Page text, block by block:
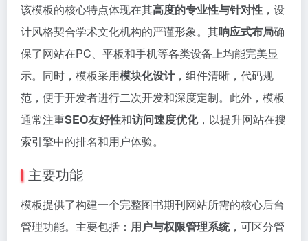
该模板的核心特点体现在其高度的专业性与针对性 ，设
计风格契合学术文化机构的严谨形象。其响应式布局确
保了网站在PC、平板和手机等各类设备上均能完美显
示。同时，模板采用模块化设计，组件清晰，代码规
范，便于开发者进行二次开发和深度定制。此外，模板
通常注重SEO友好性和访问速度优化，以提升网站在搜
索引擎中的排名和用户体验。
主要功能
模板提供了构建一个完整图书期刊网站所需的核心后台
管理功能。主要包括： 用户与权限管理系统，可区分管